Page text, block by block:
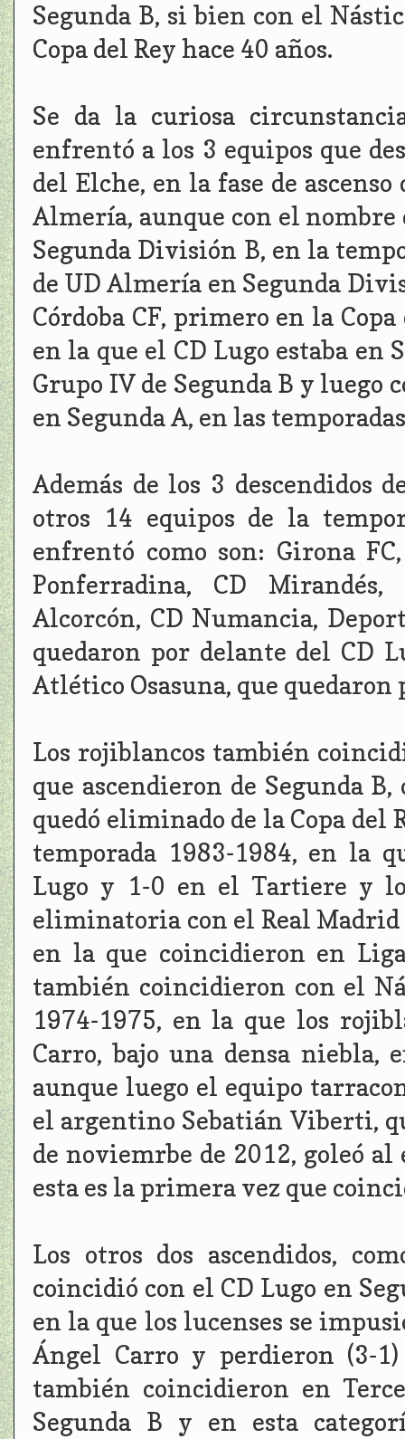
Segunda B, si bien con el
Copa del Rey hace 40 años.
Se da la curiosa
enfrentó a los 3 equipos que
del Elche, en la fase de
Almería, aunque con el nombre
Segunda División B, en la
de UD Almería en Segunda
Córdoba CF, primero en la
en la que el CD Lugo estaba en
Grupo IV de Segunda B y
en Segunda A, en las
Además de los 3 descendidos
otros 14 equipos de la
enfrentó como son: Girona
Ponferradina, CD
Alcorcón, CD Numancia,
quedaron por delante del CD
Atlético Osasuna, que quedaron
Los rojiblancos también
que ascendieron de Segunda
quedó eliminado de la Copa
temporada 1983-1984, en la
Lugo y 1-0 en el Tartiere y
eliminatoria con el Real
en la que coincidieron en
también coincidieron con el
1974-1975, en la que los
Carro, bajo una densa niebla,
aunque luego el equipo
el argentino Sebatián Viberti,
de noviemrbe de 2012, goleó
esta es la primera vez que
Los otros dos ascendidos,
coincidió con el CD Lugo en
en la que los lucenses se
Ángel Carro y perdieron (3-
también coincidieron en
Segunda B y en esta